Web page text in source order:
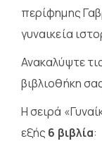
περίφημης
γυναικεία
Ανακαλύψτε
βιβλιοθήκη
Η σειρά
εξής 6 βιβλία: